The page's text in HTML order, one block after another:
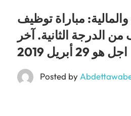
ENCG
والمالية: مباراة توظيف
من الدرجة الثانية. آخر
اجل هو 29 أبريل 2019
Posted by